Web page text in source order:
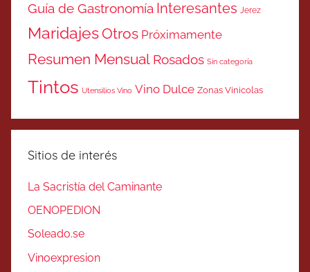
Guía de Gastronomía Interesantes Jerez
MaridajesOtros Próximamente
Resumen Mensual Rosados Sin categoría
Tintos Utensilios Vino Vino Dulce Zonas Vinicolas
Sitios de interés
La Sacristía del Caminante
OENOPEDION
Soleado.se
Vinoexpresion